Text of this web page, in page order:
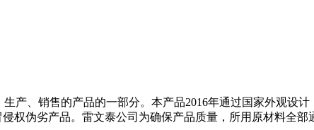
产、销售的产品的一部分。本产品2016年通过国家外观设
权伪劣产品。雷文泰公司为确保产品质量，所用原材料全部